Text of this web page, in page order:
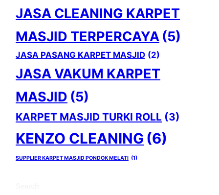
JASA CLEANING KARPET
MASJID TERPERCAYA (5)
JASA PASANG KARPET MASJID (2)
JASA VAKUM KARPET
MASJID (5)
KARPET MASJID TURKI ROLL (3)
KENZO CLEANING (6)
SUPPLIER KARPET MASJID PONDOK MELATI (1)